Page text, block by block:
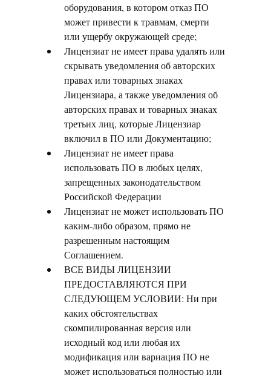
оборудования, в котором отказ ПО
может привести к травмам, смерти
или ущербу окружающей среде;
Лицензиат не имеет права удалять или
скрывать уведомления об авторских
правах или товарных знаках
Лицензиара, а также уведомления об
авторских правах и товарных знаках
третьих лиц, которые Лицензиар
включил в ПО или Документацию;
Лицензиат не имеет права
использовать ПО в любых целях,
запрещенных законодательством
Российской Федерации
Лицензиат не может использовать ПО
каким-либо образом, прямо не
разрешенным настоящим
Соглашением.
ВСЕ ВИДЫ ЛИЦЕНЗИИ
ПРЕДОСТАВЛЯЮТСЯ ПРИ
СЛЕДУЮЩЕМ УСЛОВИИ: Ни при
каких обстоятельствах
скомпилированная версия или
исходный код или любая их
модификация или вариация ПО не
может использоваться полностью или